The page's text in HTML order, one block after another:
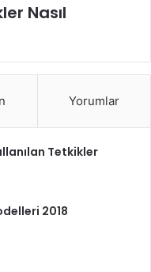
Nasıl
Yorumlar
Tetkikler
2018